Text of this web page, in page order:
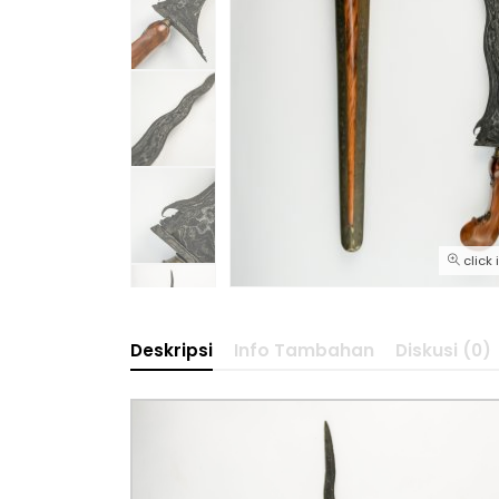
click
Deskripsi Info Tambahan Diskusi (0)